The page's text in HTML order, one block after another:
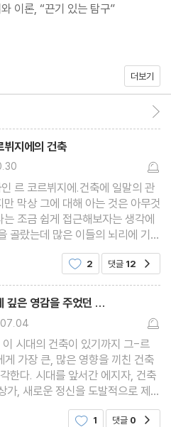
이론, “끈기 있는 탐구”
더보기
뷔지에의 건축
르 코르뷔지에.건축에 일말의 관
막상 그에 대해 아는 것은 아무것
조금 쉽게 접근해보자는 생각에
골랐는데 많은 이들의 뇌리에 기억
에서도 근접하기 쉬운 건 아니었
지에의 건
2 댓글 12
깊은 영감을 주었던 ...
시대의 건축이 있기까지 그-르
가장 큰, 많은 영향을 끼친 건축
지자, 건축
가, 새로운 정신을 도발적으로 제시
적이면서도 고전적이면서도 지극
1 댓글 0